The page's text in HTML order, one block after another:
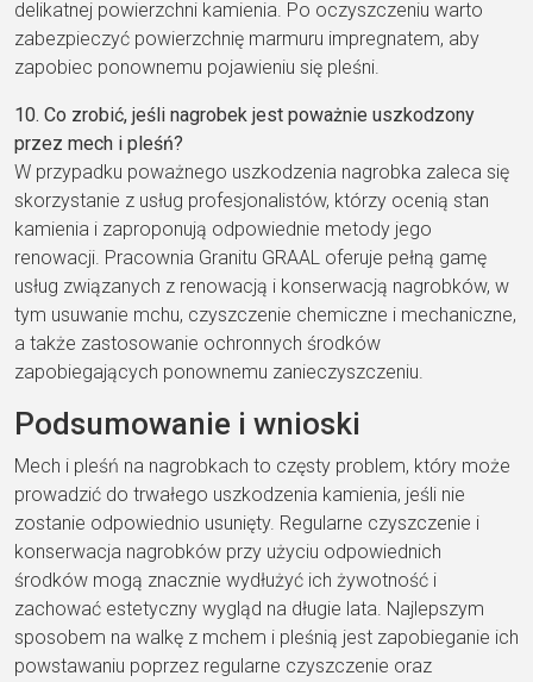
delikatnej powierzchni kamienia. Po oczyszczeniu warto
zabezpieczyć powierzchnię marmuru impregnatem, aby
zapobiec ponownemu pojawieniu się pleśni.
10. Co zrobić, jeśli nagrobek jest poważnie uszkodzony
przez mech i pleśń?
W przypadku poważnego uszkodzenia nagrobka zaleca się
skorzystanie z usług profesjonalistów, którzy ocenią stan
kamienia i zaproponują odpowiednie metody jego
renowacji. Pracownia Granitu GRAAL oferuje pełną gamę
usług związanych z renowacją i konserwacją nagrobków, w
tym usuwanie mchu, czyszczenie chemiczne i mechaniczne,
a także zastosowanie ochronnych środków
zapobiegających ponownemu zanieczyszczeniu.
Podsumowanie i wnioski
Mech i pleśń na nagrobkach to częsty problem, który może
prowadzić do trwałego uszkodzenia kamienia, jeśli nie
zostanie odpowiednio usunięty. Regularne czyszczenie i
konserwacja nagrobków przy użyciu odpowiednich
środków mogą znacznie wydłużyć ich żywotność i
zachować estetyczny wygląd na długie lata. Najlepszym
sposobem na walkę z mchem i pleśnią jest zapobieganie ich
powstawaniu poprzez regularne czyszczenie oraz